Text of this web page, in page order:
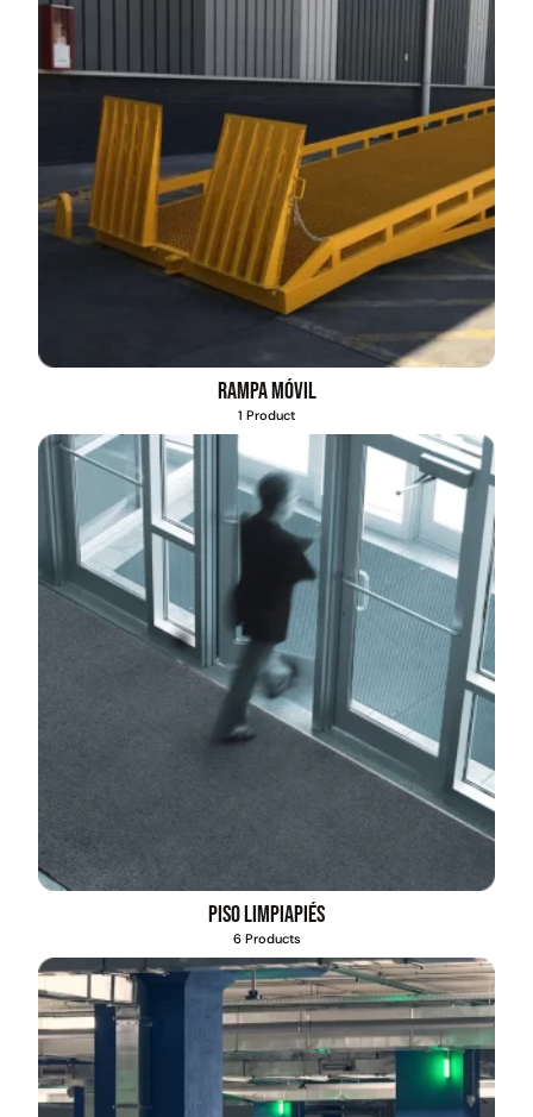
Rampa móvil
1 Product
Piso limpiapiés
6 Products